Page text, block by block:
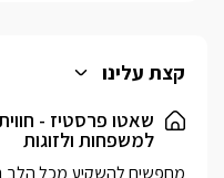
הסוויטה כוללת בנוסף שני
זוגית מפוארת, מסך טלוויזיה
במתחם הגן הפרטי של
קצת עלינו
שאטו פרסטיז -
למשפחות ולזוגות